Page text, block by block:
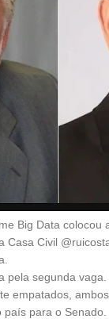
Big Data
Civil
segunda
empatados,
para o Senado.